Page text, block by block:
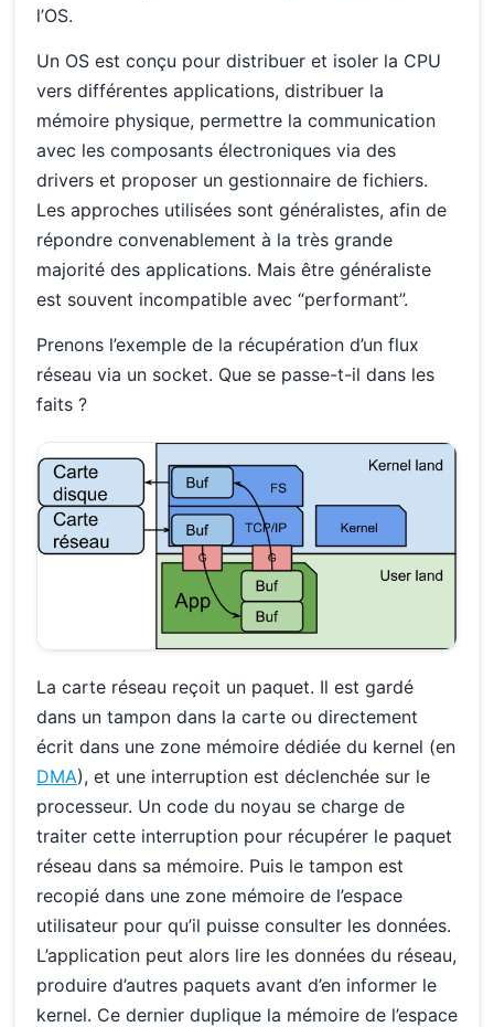
l’OS.
Un OS est conçu pour distribuer et isoler la CPU
vers différentes applications, distribuer la
mémoire physique, permettre la communication
avec les composants électroniques via des
drivers et proposer un gestionnaire de fichiers.
Les approches utilisées sont généralistes, afin de
répondre convenablement à la très grande
majorité des applications. Mais être généraliste
est souvent incompatible avec “performant”.
Prenons l’exemple de la récupération d’un flux
réseau via un socket. Que se passe-t-il dans les
faits ?
La carte réseau reçoit un paquet. Il est gardé
dans un tampon dans la carte ou directement
écrit dans une zone mémoire dédiée du kernel (en
DMA), et une interruption est déclenchée sur le
processeur. Un code du noyau se charge de
traiter cette interruption pour récupérer le paquet
réseau dans sa mémoire. Puis le tampon est
recopié dans une zone mémoire de l’espace
utilisateur pour qu’il puisse consulter les données.
L’application peut alors lire les données du réseau,
produire d’autres paquets avant d’en informer le
kernel. Ce dernier duplique la mémoire de l’espace